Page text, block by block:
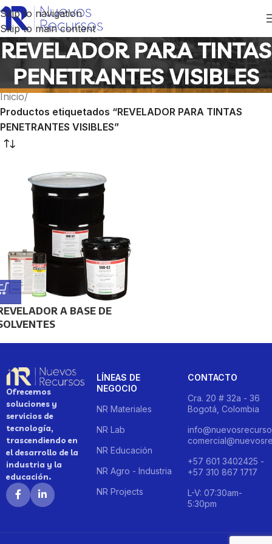
Skip to navigation
Skip to main content
REVELADOR PARA TINTAS
PENETRANTES VISIBLES
Inicio/
Productos etiquetados “REVELADOR PARA TINTAS
PENETRANTES VISIBLES”
A BASE DE
Ofrecemos
soluciones y
servicios de
tecnología,
trascendiendo en
el desarrollo de la
industria y la
educación.
LÍNEAS DE
NEGOCIO
NR Materiales
NR Lab
NR Educación
NR Agro - Industria
NR Projects
CONTACTO
Cra. 20 # 32a - 36
Bogotá, Colombia
+57 601 3402425 -
+57 310 867 1717
L-V: 07:30am-
5:30pm